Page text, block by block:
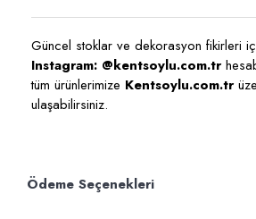
Güncel stoklar ve dekorasyon fikirleri
Instagram: @kentsoylu.com.tr
tüm ürünlerimize Kentsoylu.com.tr
ulaşabilirsiniz.
Ödeme Seçenekleri